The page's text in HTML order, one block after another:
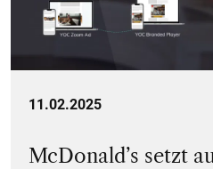
11.02.2025
McDonald’s setzt